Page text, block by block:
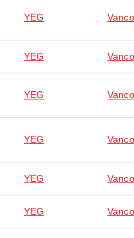
YEG
YEG
YEG
YEG
YEG
YEG